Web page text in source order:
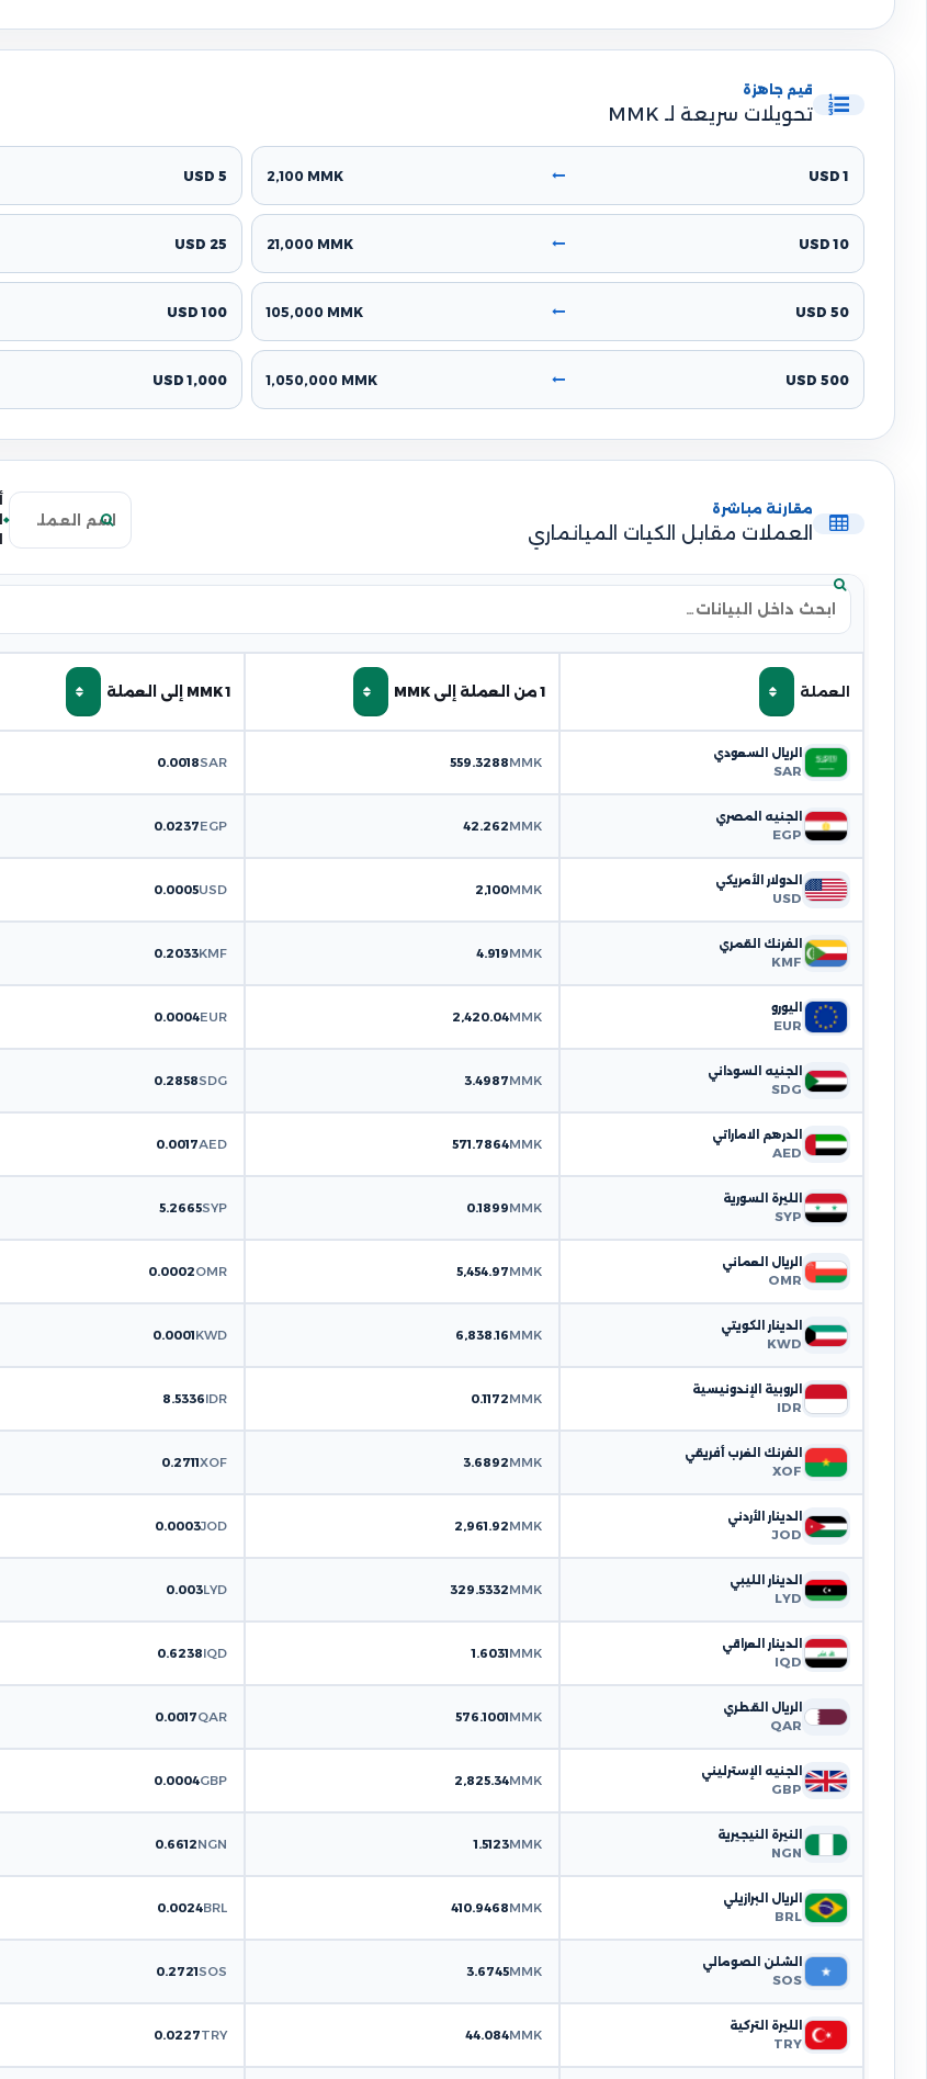
قيم جاهزة
تحويلات سريعة لـ MMK
1 USD
2,100 MMK
5 USD
10 USD
21,000 MMK
25 USD
50 USD
105,000 MMK
100 USD
500 USD
1,050,000 MMK
1,000 USD
مقارنة مباشرة
العملات مقابل الكيات الميانماري
بحث في الجدول
العملة 1 من العملة إلى MMK 1 MMK إلى العملة
الريال السعودي
SAR
559.3288MMK
0.0018SAR
الجنيه المصري
EGP
42.262MMK
0.0237EGP
الدولار الأمريكي
USD
2,100MMK
0.0005USD
الفرنك القمري
KMF
4.919MMK
0.2033KMF
اليورو
EUR
2,420.04MMK
0.0004EUR
الجنيه السوداني
SDG
3.4987MMK
0.2858SDG
الدرهم الاماراتي
AED
571.7864MMK
0.0017AED
الليرة السورية
SYP
0.1899MMK
5.2665SYP
الريال العماني
OMR
5,454.97MMK
0.0002OMR
الدينار الكويتي
KWD
6,838.16MMK
0.0001KWD
الروبية الإندونيسية
IDR
0.1172MMK
8.5336IDR
الفرنك الغرب أفريقي
XOF
3.6892MMK
0.2711XOF
الدينار الأردني
JOD
2,961.92MMK
0.0003JOD
الدينار الليبي
LYD
329.5332MMK
0.003LYD
الدينار العراقي
IQD
1.6031MMK
0.6238IQD
الريال القطري
QAR
576.1001MMK
0.0017QAR
الجنيه الإسترليني
GBP
2,825.34MMK
0.0004GBP
النيرة النيجيرية
NGN
1.5123MMK
0.6612NGN
الريال البرازيلي
BRL
410.9468MMK
0.0024BRL
الشلن الصومالي
SOS
3.6745MMK
0.2721SOS
الليرة التركية
TRY
44.084MMK
0.0227TRY